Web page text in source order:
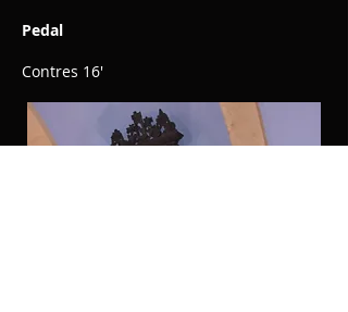
Pedal
Contres 16'